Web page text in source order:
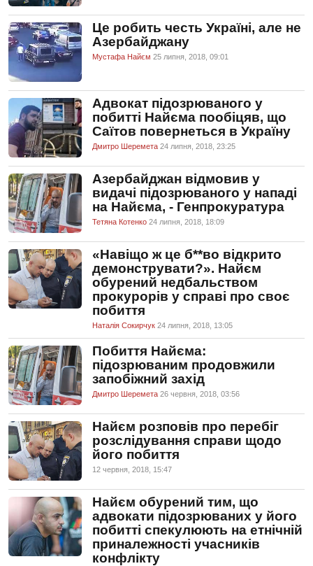
Це робить честь Україні, але не
Азербайджану
Мустафа Найєм 25 липня, 2018, 09:01
Адвокат підозрюваного у
побитті Найєма пообіцяв, що
Саїтов повернеться в Україну
Дмитро Шеремета 24 липня, 2018, 23:25
Азербайджан відмовив у
видачі підозрюваного у нападі
на Найєма, - Генпрокуратура
Тетяна Котенко 24 липня, 2018, 18:09
«Навіщо ж це б**во відкрито
демонструвати?». Найєм
обурений недбальством
прокурорів у справі про своє
побиття
Наталія Сокирчук 24 липня, 2018, 13:05
Побиття Найєма:
підозрюваним продовжили
запобіжний захід
Дмитро Шеремета 26 червня, 2018, 03:56
Найєм розповів про перебіг
розслідування справи щодо
його побиття
12 червня, 2018, 15:47
Найєм обурений тим, що
адвокати підозрюваних у його
побитті спекулюють на етнічній
приналежності учасників
конфлікту